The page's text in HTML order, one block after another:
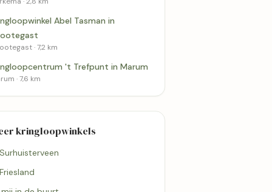
Abel Tasman in
· 7,2 km
't Trefpunt in Marum
· 7,6 km
kringloopwinkels